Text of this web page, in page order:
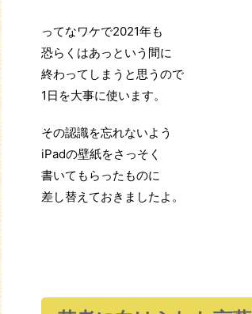
ってなワケで2021年も
恐らくはあっという間に
終わってしまうと思うので
1日を大事に使います。
その認識を忘れないよう
iPadの壁紙をさっそく
書いてもらったものに
差し替えておきましたよ。